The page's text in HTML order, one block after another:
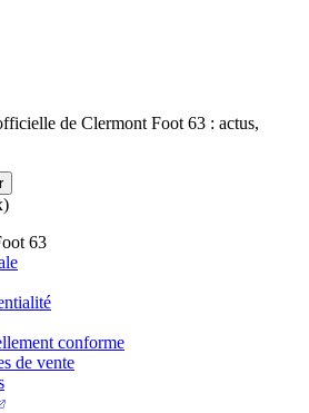
de Clermont Foot 63 : actus,
63
conforme
de vente